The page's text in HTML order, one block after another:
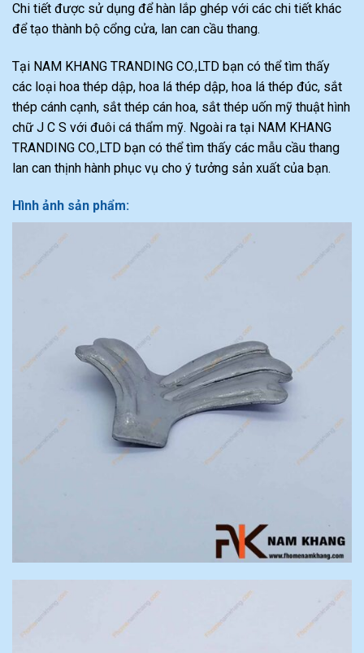
Chi tiết được sử dụng để hàn lắp ghép với các chi tiết khác
để tạo thành bộ cổng cửa, lan can cầu thang.
Tại NAM KHANG TRANDING CO.,LTD bạn có thể tìm thấy
các loại hoa thép dập, hoa lá thép dập, hoa lá thép đúc, sắt
thép cánh cạnh, sắt thép cán hoa, sắt thép uốn mỹ thuật hình
chữ J C S với đuôi cá thẩm mỹ. Ngoài ra tại NAM KHANG
TRANDING CO.,LTD bạn có thể tìm thấy các mẫu cầu thang
lan can thịnh hành phục vụ cho ý tưởng sản xuất của bạn.
Hình ảnh sản phẩm: